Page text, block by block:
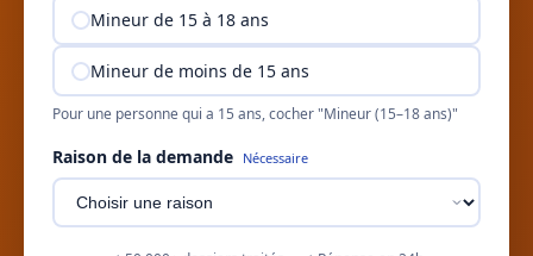
Mineur de 15 à 18 ans
Mineur de moins de 15 ans
Pour une personne qui a 15 ans, cocher "Mineur (15–18 ans)"
Raison de la demande Nécessaire